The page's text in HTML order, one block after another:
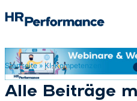
Startseite» KI-Kompetenzen
Alle Beiträge